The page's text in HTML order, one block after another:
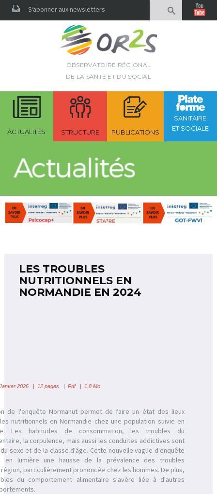
S‘abonner aux newsletters
OBSERVATOIRE RÉGIONAL
DE LA SANTÉ ET DU SOCIAL
ACTUALITÉS STRUCTURE PUBLICATIONS
SANITAIRE
ET SOCIALE
LES TROUBLES
NUTRITIONNELS EN
NORMANDIE EN 2024
2026 | 12 pages | Pdf | 1,8 Mo
de l'enquête Normanut permet de faire un état des lieux
nutritionnels en Normandie chez une population suivie en
Les habitudes de consommation, les troubles du
la corpulence, mais aussi les conduites addictives sont
sexe et de la classe d'âge. Cette nouvelle vague d'enquête
lumière une hausse de la prévalence des troubles
particulièrement prononcée chez les hommes. De plus,
du comportement alimentaire s'avère liée à d'autres